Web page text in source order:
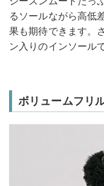
るソールながら高低
果も期待できます。
ン入りのインソール
ボリュームフリ